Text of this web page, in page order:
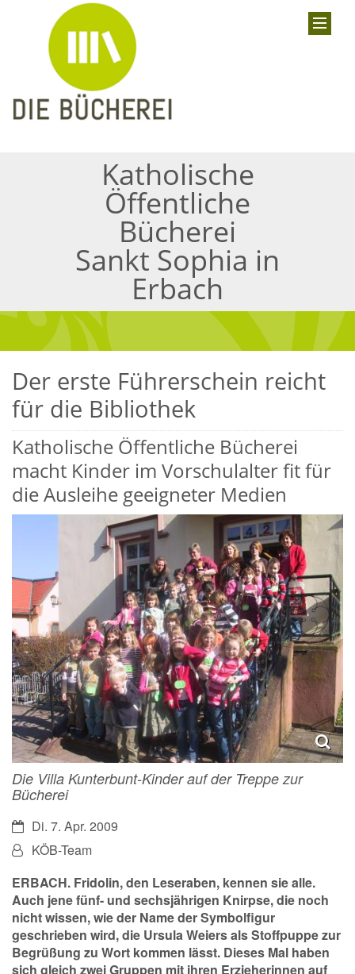
Katholische
Öffentliche
Bücherei
Sankt Sophia in
Erbach
Der erste Führerschein reicht
für die Bibliothek
Katholische Öffentliche Bücherei
macht Kinder im Vorschulalter fit für
die Ausleihe geeigneter Medien
Die Villa Kunterbunt-Kinder auf der Treppe zur
Bücherei
Datum:Di. 7. Apr. 2009
Von:KÖB-Team
ERBACH. Fridolin, den Leseraben, kennen sie alle.
Auch jene fünf- und sechsjährigen Knirpse, die noch
nicht wissen, wie der Name der Symbolfigur
geschrieben wird, die Ursula Weiers als Stoffpuppe zur
Begrüßung zu Wort kommen lässt. Dieses Mal haben
sich gleich zwei Gruppen mit ihren Erzieherinnen auf